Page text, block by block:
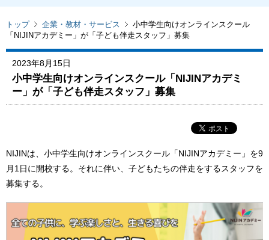
トップ 企業・教材・サービス
小中学生向けオンラインスクール
「NIJINアカデミー」が「子ども伴走スタッフ」募集
2023年8月15日
小中学生向けオンラインスクール「NIJINアカデミ
ー」が「子ども伴走スタッフ」募集
NIJINは、小中学生向けオンラインスクール「NIJINアカデミー」を9
月1日に開校する。それに伴い、子どもたちの伴走をするスタッフを
募集する。